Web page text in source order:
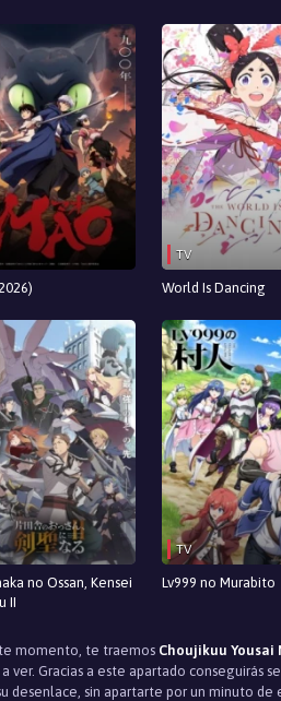
TV
World Is Dancing
no Ossan, Kensei
II
TV
Lv999 no Murabito
momento, te traemos Choujikuu Yousai
Gracias a este apartado conseguirás
desenlace, sin apartarte por un minuto de